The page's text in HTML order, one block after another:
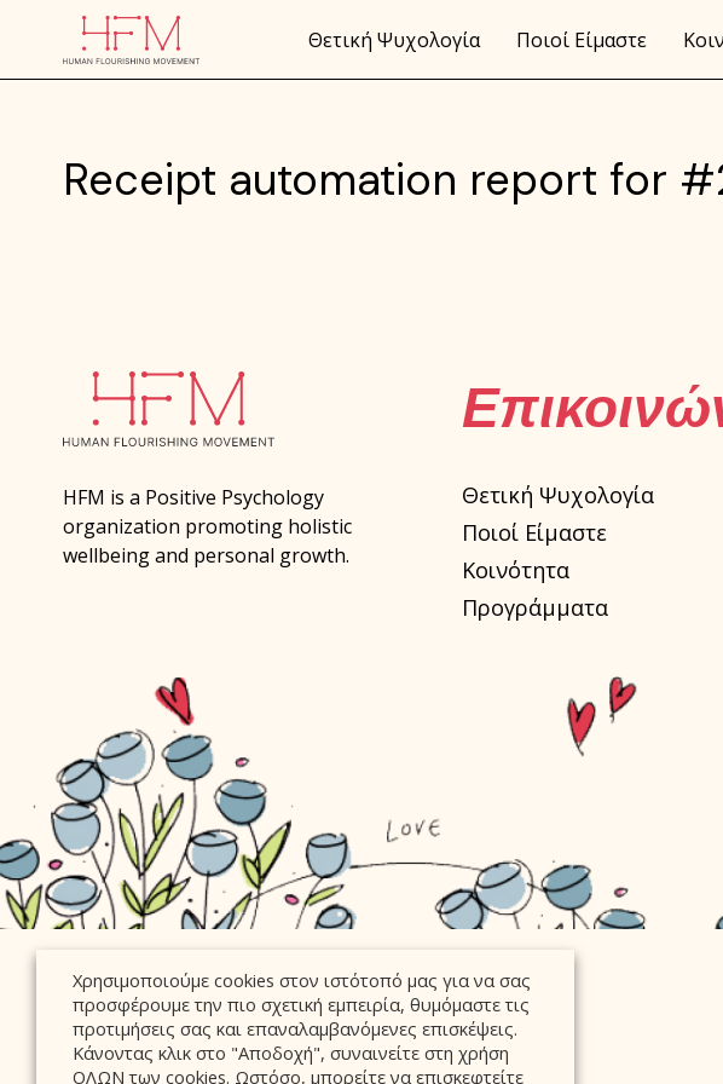
Θετική Ψυχολογία Ποιοί Είμαστε
Receipt automation report for
HFM is a Positive Psychology
organization promoting holistic
wellbeing and personal growth.
Θετική Ψυχολογία
Ποιοί Είμαστε
Κοινότητα
Προγράμματα
Χρησιμοποιούμε cookies στον ιστότοπό μας για να σας
προσφέρουμε την πιο σχετική εμπειρία, θυμόμαστε τις
προτιμήσεις σας και επαναλαμβανόμενες επισκέψεις.
Κάνοντας κλικ στο "Αποδοχή", συναινείτε στη χρήση
ΟΛΩΝ των cookies. Ωστόσο, μπορείτε να επισκεφτείτε